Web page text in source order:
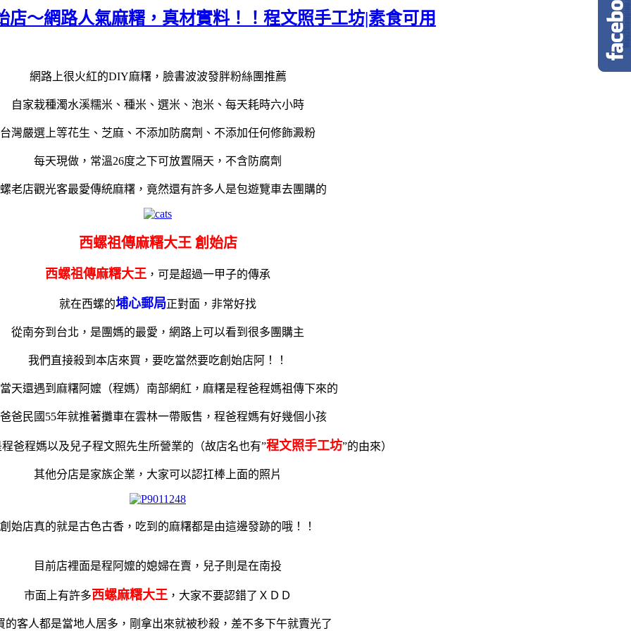
～網路人氣麻糬，真材實料！！程文照手工坊|素食可用
網路上很火紅的DIY麻糬，臉書波波發胖粉絲團推薦
自家栽種濁水溪糯米、種米、選米、泡米、每天耗時六小時
台灣嚴選上等花生、芝麻、不添加防腐劑、不添加任何修飾澱粉
每天現做，常溫26度之下可放置隔天，不含防腐劑
老店觀光客最愛傳統麻糬，竟然還有許多人是包遊覽車去團購的
西螺祖傳麻糬大王 創始店
西螺祖傳麻糬大王 ，可是超過一甲子的傳承
就在西螺的埔心郵局正對面，非常好找
從南夯到台北，是團媽的最愛，網路上可以看到很多團購主
我們直接殺到本店來買，要吃當然要吃創始店阿！！
天還遇到麻糬阿嬤（程媽）南部網紅，麻糬是程爸程媽祖傳下來的
爸民國55年就推著攤車在雲林一帶販售，程爸程媽有好幾個小孩
爸程媽以及兒子程文照先生所營業的（故店名也有”程文照手工坊”的由來）
其他分店是家族企業，大家可以認扛棒上面的照片
創始店真的就是古色古香，吃到的麻糬都是由這邊發跡的哦！！
目前店裡面是程阿嬤的媳婦在賣，兒子則是在南投
市面上有許多西螺麻糬大王 ，大家不要認錯了ＸＤＤ
的客人都是當地人居多，剛拿出來就被秒殺，差不多下午就賣光了